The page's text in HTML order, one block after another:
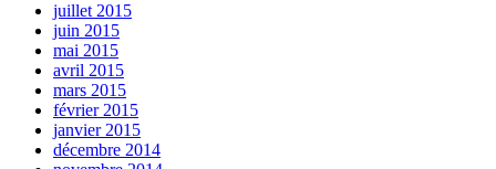
juillet 2015
juin 2015
mai 2015
avril 2015
mars 2015
février 2015
janvier 2015
décembre 2014